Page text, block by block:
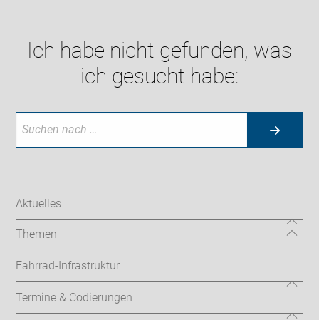
Ich habe nicht gefunden, was
ich gesucht habe:
Aktuelles
Themen
Fahrrad-Infrastruktur
Termine & Codierungen